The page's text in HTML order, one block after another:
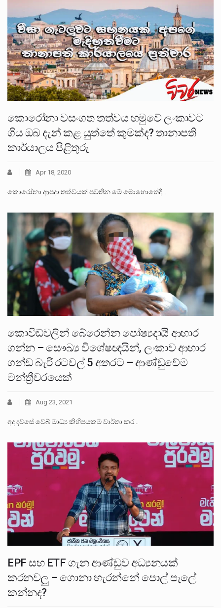
කොරෝනා වසංගත තත්වය හමුවේ ලංකාවට
ගිය ඔබ දැන් කළ යුත්තේ කුමක්ද? තානාපති
කාර්යාලය පිළිතුරු
Apr 18, 2020
කොරෝනා ආපදා තත්වයක් පවතින මේ මොහොතේදී…
කොවිඩ්වලින් බේරෙන්න පෝෂ්‍යදායි ආහාර
ගන්න – සෞඛ්‍ය විශේෂඥයින්, ලංකාව ආහාර
ගන්ඩ බැරි රටවල් 5 අතරට – ආණ්ඩුවේම
මන්ත්‍රීවරයෙක්
Aug 23, 2021
අද දවසේ වෙබ් මාධ්‍ය කිහිපයකම වාර්තා කර…
EPF සහ ETF ගැන ආණ්ඩුව අධ්‍යනයක්
කරනවලු – ගොනා හැරන්නේ පොල් පැලේ
කන්නද?